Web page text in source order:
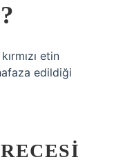
etin
edildiği